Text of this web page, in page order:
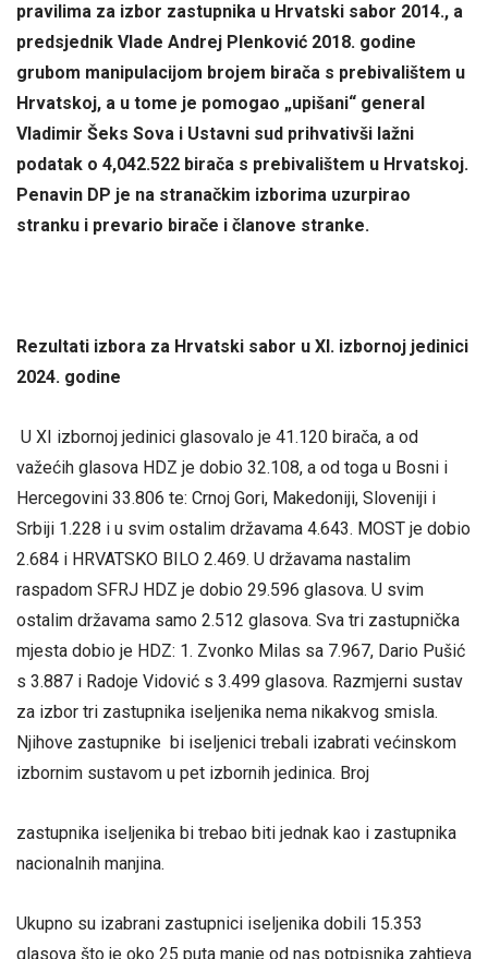
pravilima za izbor zastupnika u Hrvatski sabor 2014., a
predsjednik Vlade Andrej Plenković 2018. godine
grubom manipulacijom brojem birača s prebivalištem u
Hrvatskoj, a u tome je pomogao „upišani“ general
Vladimir Šeks Sova i Ustavni sud prihvativši lažni
podatak o 4,042.522 birača s prebivalištem u Hrvatskoj.
Penavin DP je na stranačkim izborima uzurpirao
stranku i prevario birače i članove stranke.
Rezultati izbora za Hrvatski sabor u XI. izbornoj jedinici
2024. godine
U XI izbornoj jedinici glasovalo je 41.120 birača, a od
važećih glasova HDZ je dobio 32.108, a od toga u Bosni i
Hercegovini 33.806 te: Crnoj Gori, Makedoniji, Sloveniji i
Srbiji 1.228 i u svim ostalim državama 4.643. MOST je dobio
2.684 i HRVATSKO BILO 2.469. U državama nastalim
raspadom SFRJ HDZ je dobio 29.596 glasova. U svim
ostalim državama samo 2.512 glasova. Sva tri zastupnička
mjesta dobio je HDZ: 1. Zvonko Milas sa 7.967, Dario Pušić
s 3.887 i Radoje Vidović s 3.499 glasova. Razmjerni sustav
za izbor tri zastupnika iseljenika nema nikakvog smisla.
Njihove zastupnike bi iseljenici trebali izabrati većinskom
izbornim sustavom u pet izbornih jedinica. Broj
zastupnika iseljenika bi trebao biti jednak kao i zastupnika
nacionalnih manjina.
Ukupno su izabrani zastupnici iseljenika dobili 15.353
glasova što je oko 25 puta manje od nas potpisnika zahtjeva